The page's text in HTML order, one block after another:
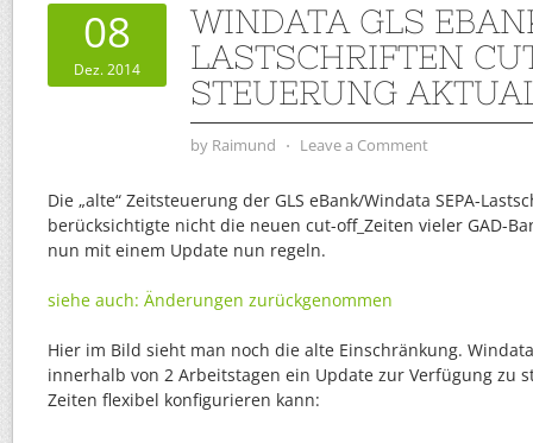
08
Dez. 2014
WINDATA GLS
LASTSCHRIFTEN
STEUERUNG
by Raimund ⋅ Leave a Comment
Die „alte“ Zeitsteuerung der GLS eBank/Windata SEPA-
berücksichtigte nicht die neuen cut-off_Zeiten vieler GAD-
nun mit einem Update nun regeln.
siehe auch: Änderungen zurückgenommen
Hier im Bild sieht man noch die alte Einschränkung.
innerhalb von 2 Arbeitstagen ein Update zur Verfügung zu
Zeiten flexibel konfigurieren kann: